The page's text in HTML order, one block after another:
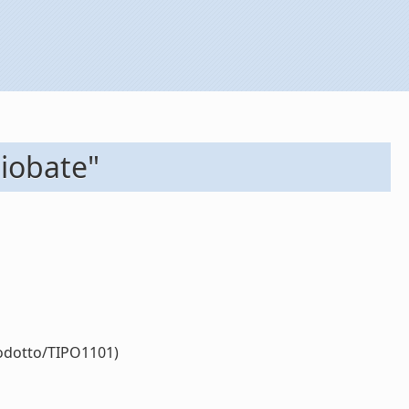
TIPO1101)